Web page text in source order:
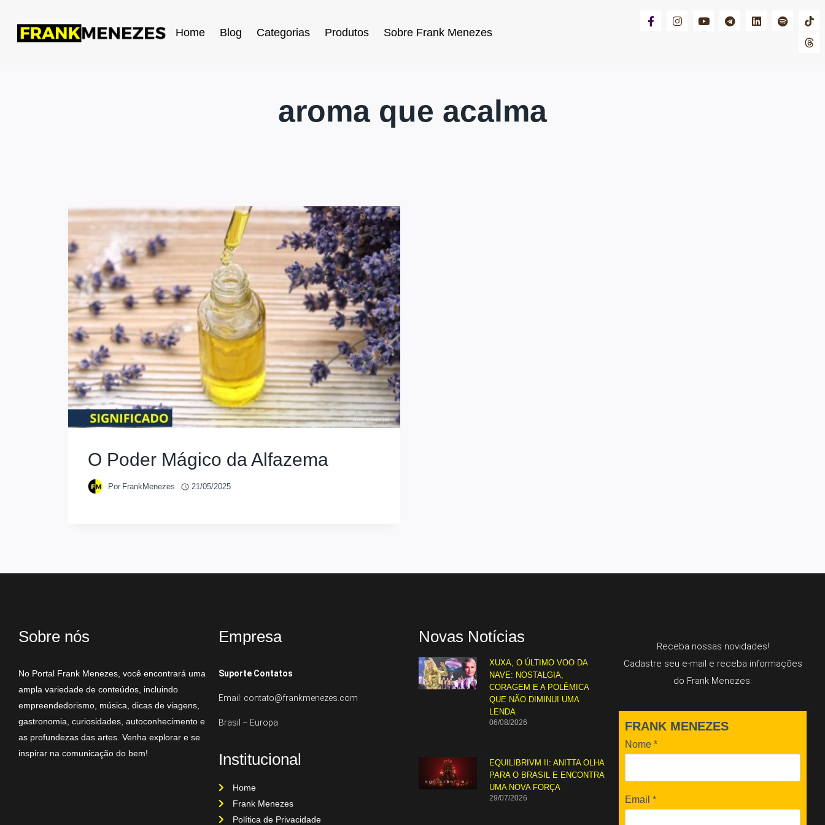
Home Blog Categorias Produtos Sobre Frank Menezes
aroma que acalma
O Poder Mágico da Alfazema
Por FrankMenezes 21/05/2025
Sobre nós
No Portal Frank Menezes, você encontrará uma
ampla variedade de conteúdos, incluindo
empreendedorismo, música, dicas de viagens,
gastronomia, curiosidades, autoconhecimento e
as profundezas das artes. Venha explorar e se
inspirar na comunicação do bem!
Empresa
Suporte Contatos
Email: contato@frankmenezes.com
Brasil – Europa
Institucional
Home
Frank Menezes
Política de Privacidade
Novas Notícias
XUXA, O ÚLTIMO VOO DA
NAVE: NOSTALGIA,
CORAGEM E A POLÊMICA
QUE NÃO DIMINUI UMA
LENDA
06/08/2026
EQUILIBRIVM II: ANITTA OLHA
PARA O BRASIL E ENCONTRA
UMA NOVA FORÇA
29/07/2026
Receba nossas novidades!
Cadastre seu e-mail e receba informações
do Frank Menezes.
FRANK MENEZES
Nome *
Email *